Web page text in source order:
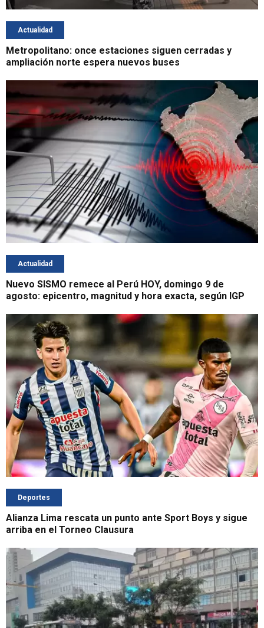
Actualidad
Metropolitano: once estaciones siguen cerradas y
ampliación norte espera nuevos buses
Actualidad
Nuevo SISMO remece al Perú HOY, domingo 9 de
agosto: epicentro, magnitud y hora exacta, según IGP
Deportes
Alianza Lima rescata un punto ante Sport Boys y sigue
arriba en el Torneo Clausura